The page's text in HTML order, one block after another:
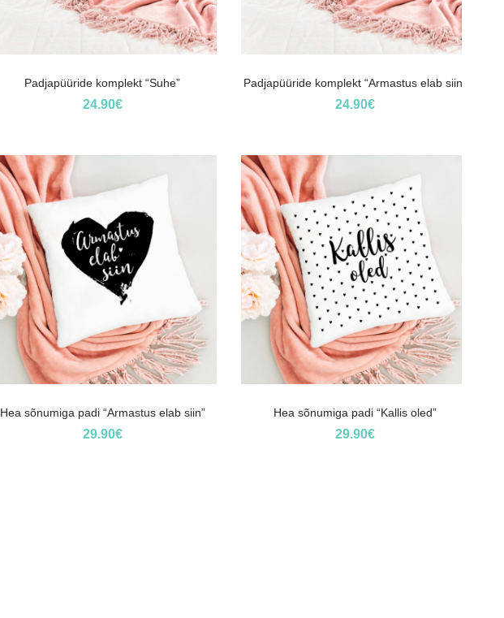
Padjapüüride komplekt “Suhe”
24.90€
Padjapüüride komplekt “Armastus elab siin”
24.90€
Hea sõnumiga padi “Armastus elab siin”
29.90€
Hea sõnumiga padi “Kallis oled”
29.90€